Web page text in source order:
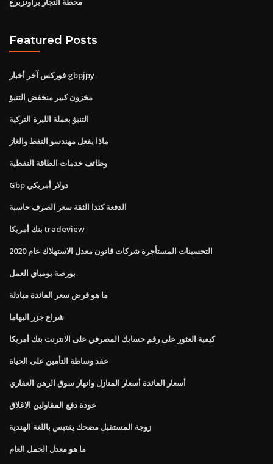
Featured Posts
فوركس آخر أخبار gbpjpy
مخزون كبير منخفض التنبؤ
التنبؤ بعملة الليرة التركية
ماذا يفعل مهندسو النفط والغاز
وظائف خدمات الطاقة النفطية
Gbp دولار أمريكي
الدفعة كندا الثقة سعر الصرف حاسبة
بنك أمريكا tradeview
التحسينات المستأجرة شركات قانون معدل الاستهلاك عام 2020
بورصة بومباي العمل
ما هو قرض سعر الفائدة مبادلة
شراع جزر البهاما
كيفية العثور على رقم حسابك المصرفي على الانترنت بنك أمريكا
عقد وساطة التأمين على الحياة
أسعار الفائدة أسعار المنازل وانهار سوق الرهن العقاري
عودة دفع المقاولين الاغلاق
زوجة المستقبل مضحك يقتبس باللغة الهندية
ما هو معدل الحمل العام